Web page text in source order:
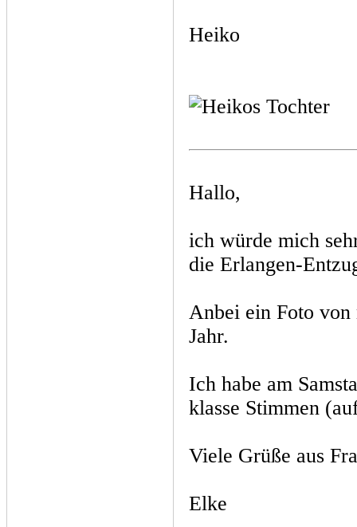
Heiko
Hallo,
ich würde mich
die Erlangen-
Anbei ein Foto
Jahr.
Ich habe am
klasse Stimmen
Viele Grüße aus
Elke